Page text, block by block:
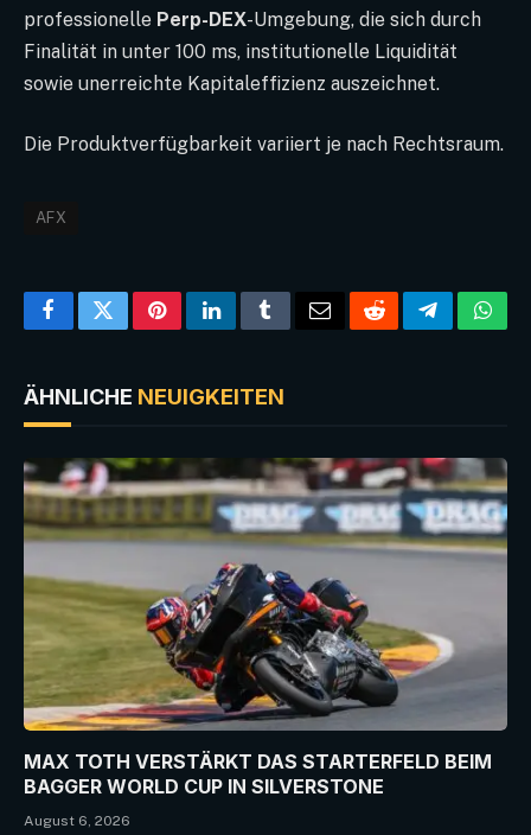
professionelle Perp-DEX-Umgebung, die sich durch
Finalität in unter 100 ms, institutionelle Liquidität
sowie unerreichte Kapitaleffizienz auszeichnet.
Die Produktverfügbarkeit variiert je nach Rechtsraum.
AFX
FacebookTwitterPinterestLinkedInTumblrEmailRedditTelegram
ÄHNLICHE NEUIGKEITEN
MAX TOTH VERSTÄRKT DAS STARTERFELD BEIM
BAGGER WORLD CUP IN SILVERSTONE
August 6, 2026